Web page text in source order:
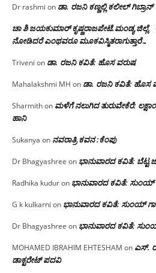
Dr rashmi on ಡಾ. ರಜನಿ‌ ಕಣ್ಣಲ್ಲಿ ಕಲೀಲ್
ಚಾ ಶಿ ಜಯಕುಮಾರ್ ಕೃಷ್ಣರಾಜಪೇಟೆ.ಮಂಡ್ಯ ಜಿಲ್ಲೆ.
ನೋಡಿದರೆ ಎಂಥವರೂ ಮೂಕವಿಸ್ಮಿತರಾಗುತ್ತಾರೆ…
Triveni on ಡಾ. ರಜನಿ ಕವಿತೆ: ಹೊಸ ವರುಷ
Mahalakshmi MH on ಡಾ. ರಜನಿ ಕವಿತೆ: ಹೊಸ
Sharmithon ಮಳೆಗೆ ನಲುಗಿದ ತುರುವೇಕೆರೆ:
ಹಾನಿ
Sukanya on ನವರಾತ್ರಿ ಕವನ :ಕೆಂಪು
Dr Bhagyashree on ಭಾನುವಾರದ ಕವಿತೆ: ಬೆಟ್ಟ
Radhika kuduron ಭಾನುವಾರದ ಕವಿತೆ: ಸುಂಯ್
G k kulkarni on ಭಾನುವಾರದ ಕವಿತೆ: ಸುಂಯ್
Dr Bhagyashree on ಭಾನುವಾರದ ಕವಿತೆ:
MOHAMED IBRAHIM EHTESHAM on ಎಸ್.
ಡಾಕ್ಟರೇಟ್ ಪದವಿ